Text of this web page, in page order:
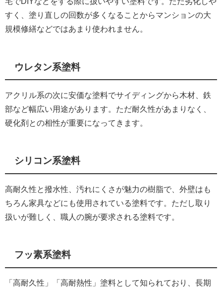
すく、塗り直しの回数が多くなることからマンションの大
規模修繕などではあまり使われません。
ウレタン系塗料
アクリル系の次に安価な塗料でサイディングから木材、鉄
部など幅広い用途があります。ただ耐久性があまりなく、
硬化剤との相性が重要になってきます。
シリコン系塗料
高耐久性と撥水性、汚れにくさが魅力の樹脂で、外壁はも
ちろん家具などにも使用されている塗料です。ただし取り
扱いが難しく、職人の腕が要求される塗料です。
フッ素系塗料
「高耐久性」「高耐熱性」塗料として知られており、長期